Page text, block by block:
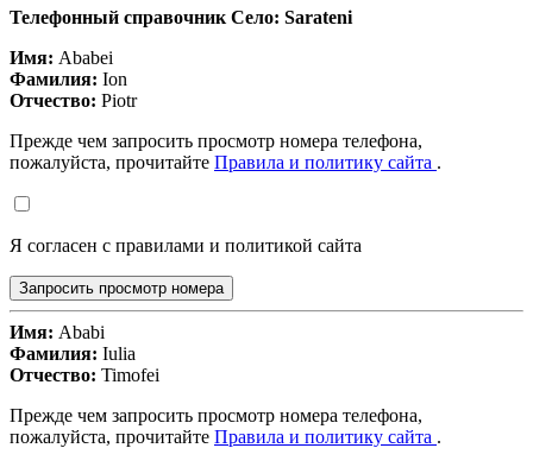
Телефонный справочник Село: Sarateni
Имя: Ababei
Фамилия: Ion
Отчество: Piotr
Прежде чем запросить просмотр номера телефона,
пожалуйста, прочитайте Правила и политику сайта .
Я согласен с правилами и политикой сайта
Запросить просмотр номера
Имя: Ababi
Фамилия: Iulia
Отчество: Timofei
Прежде чем запросить просмотр номера телефона,
пожалуйста, прочитайте Правила и политику сайта .